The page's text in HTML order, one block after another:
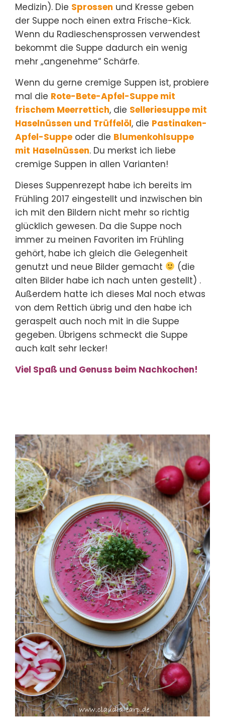
Medizin). Die Sprossen und Kresse geben
der Suppe noch einen extra Frische-Kick.
Wenn du Radieschensprossen verwendest
bekommt die Suppe dadurch ein wenig
mehr „angenehme“ Schärfe.
Wenn du gerne cremige Suppen ist, probiere
mal die Rote-Bete-Apfel-Suppe mit
frischem Meerrettich, die Selleriesuppe mit
Haselnüssen und Trüffelöl, die Pastinaken-
Apfel-Suppe oder die Blumenkohlsuppe
mit Haselnüssen. Du merkst ich liebe
cremige Suppen in allen Varianten!
Dieses Suppenrezept habe ich bereits im
Frühling 2017 eingestellt und inzwischen bin
ich mit den Bildern nicht mehr so richtig
glücklich gewesen. Da die Suppe noch
immer zu meinen Favoriten im Frühling
gehört, habe ich gleich die Gelegenheit
genutzt und neue Bilder gemacht
(die
alten Bilder habe ich nach unten gestellt) .
Außerdem hatte ich dieses Mal noch etwas
von dem Rettich übrig und den habe ich
geraspelt auch noch mit in die Suppe
gegeben. Übrigens schmeckt die Suppe
auch kalt sehr lecker!
Viel Spaß und Genuss beim Nachkochen!